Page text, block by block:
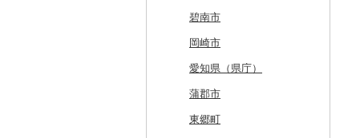
三笠市
東川町
厚真町
奥尻町
網走市
平川市
蓬田村
中泊町
外ヶ浜町
つがる市
一関市
久慈市
西和賀町
北上市
平泉町
宮城県（県庁）
亘理町
蔵王町
女川町
気仙沼市
五城目町
北秋田市
八峰町
鹿角市
大仙市
鮭川村
大蔵村
山辺町
戸沢村
舟形町
南会津町
田村市
磐梯町
三春町
本宮市
龍ケ崎市
守谷市
常陸大宮市
笠間市
行方市
鹿沼市
下野市
益子町
芳賀町
野木町
伊勢崎市
東吾妻町
前橋市
藤岡市
邑楽町
横瀬町
三芳町
幸手市
日高市
蓮田市
東金市
九十九里町
いすみ市
東庄町
館山市
中野区
荒川区
北区
多摩市
稲城市
湯河原町
秦野市
綾瀬市
横須賀市
三浦市
津南町
新潟県（県庁）
柏崎市
村上市
妙高市
鳴沢村
西桂町
身延町
早川町
南部町
信濃町
南牧村
伊那市
立科町
東御市
神戸町
瑞浪市
中津川市
高山市
郡上市
富士宮市
河津町
袋井市
熱海市
掛川市
碧南市
岡崎市
愛知県（県庁）
蒲郡市
東郷町